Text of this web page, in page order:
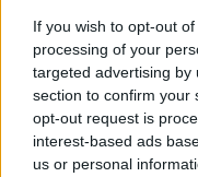
If you wish to opt-out
processing of your
targeted advertising by
section to confirm your
opt-out request is
interest-based ads
us or personal
Satversmes tiesa
konfiskāciju ir
pieļaujamas tikai
līdzsvars starp
pamattiesībām. Ja